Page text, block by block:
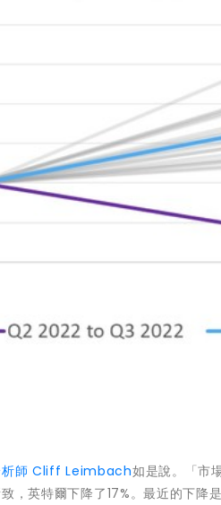
析師 Cliff Leimbach如是說。 「市
，英特爾下降了17%。最近的下降